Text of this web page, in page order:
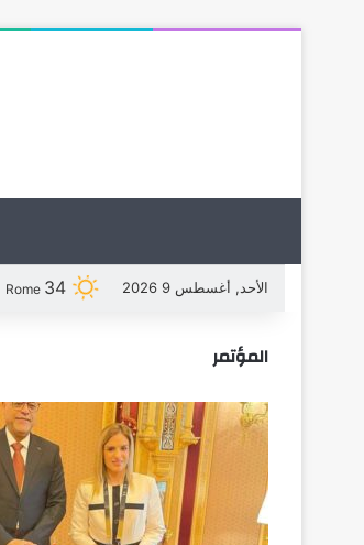
الأحد, أغسطس 9 2026 Rome 34
المؤتمر